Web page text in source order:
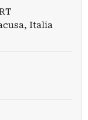
Italia